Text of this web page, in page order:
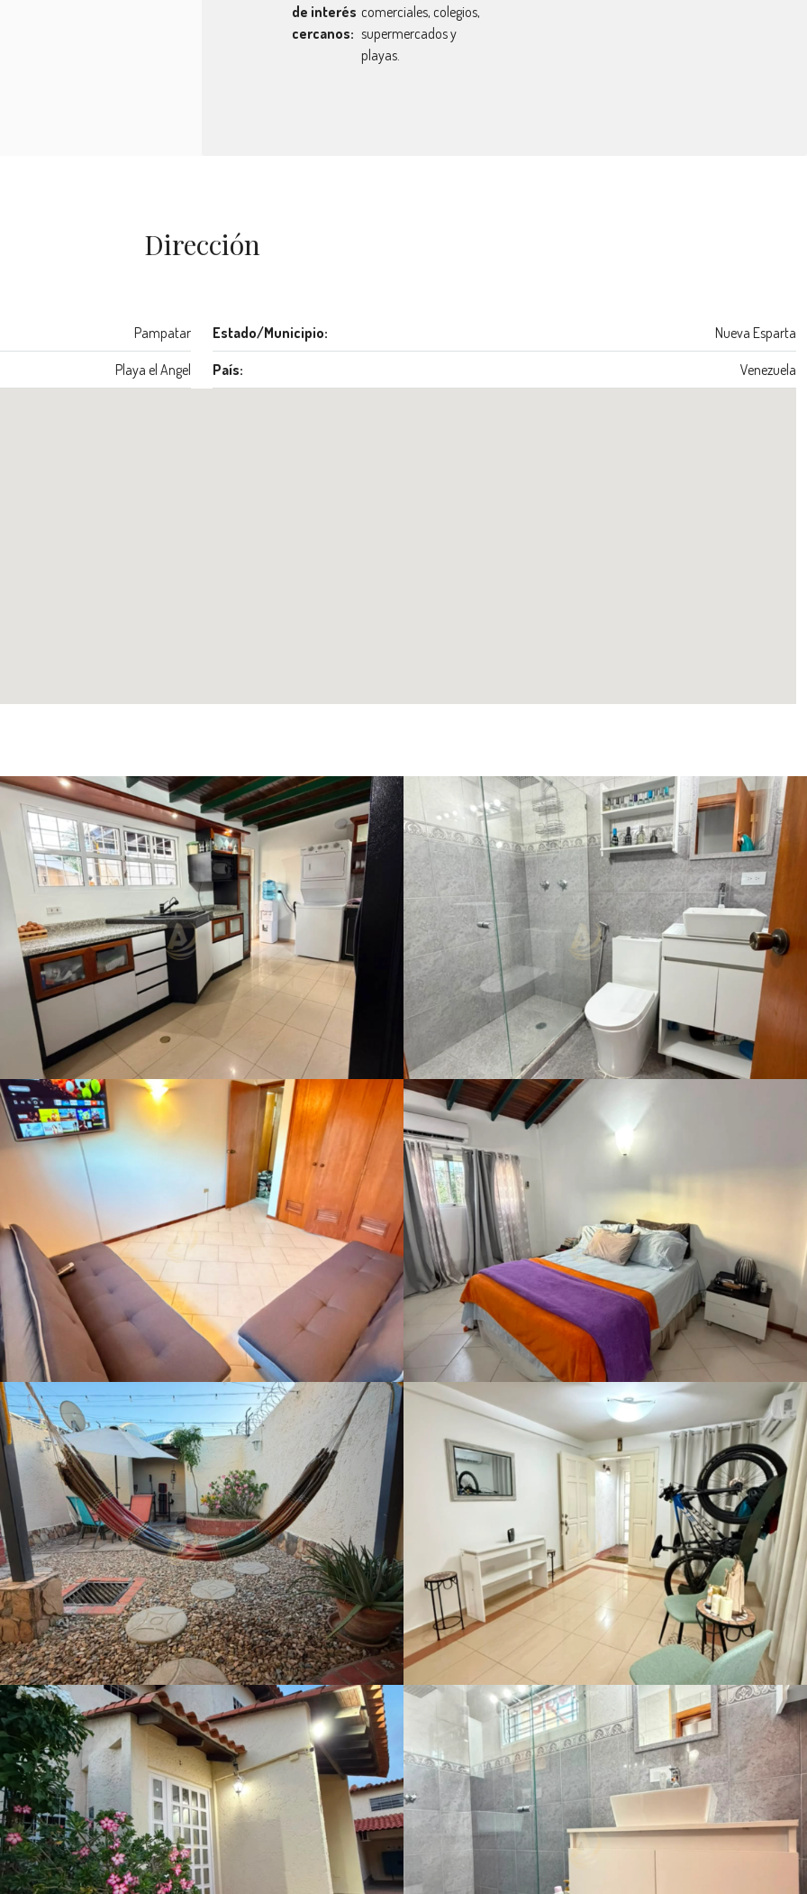
de interés
cercanos:
comerciales, colegios,
supermercados y
playas.
Dirección
Pampatar Estado/Municipio: Nueva Esparta
Playa el Angel País: Venezuela